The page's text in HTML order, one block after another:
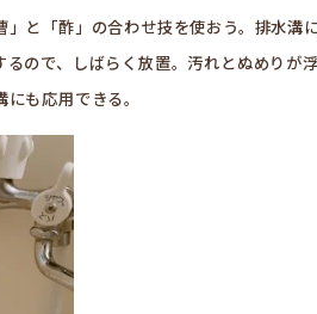
と「酢」の合わせ技を使おう。排水溝
ので、しばらく放置。汚れとぬめりが
も応用できる。